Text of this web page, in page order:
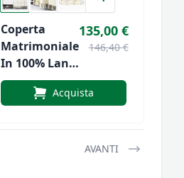
Coperta
Matrimoniale
In 100% Lana
Vergine Di
Lanerossi
135,00 €
146,40 €
Acquista
AVANTI